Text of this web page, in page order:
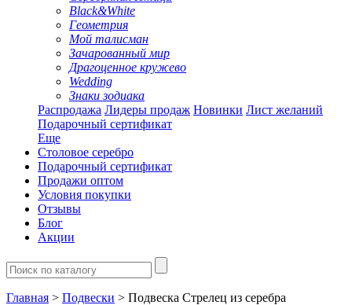
Black&White
Геометрия
Мой талисман
Зачарованный мир
Драгоценное кружево
Wedding
Знаки зодиака
Распродажа Лидеры продаж Новинки Лист желаний
Подарочный сертификат
Еще
Столовое серебро
Подарочный сертификат
Продажи оптом
Условия покупки
Отзывы
Блог
Акции
Главная > Подвески > Подвеска Стрелец из серебра